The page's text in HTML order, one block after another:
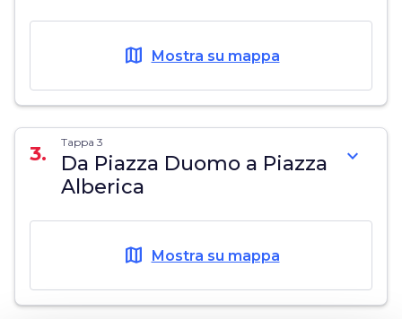
map Mostra su mappa
3. Tappa 3
Da Piazza Duomo a Piazza
Alberica
expand_more
map Mostra su mappa